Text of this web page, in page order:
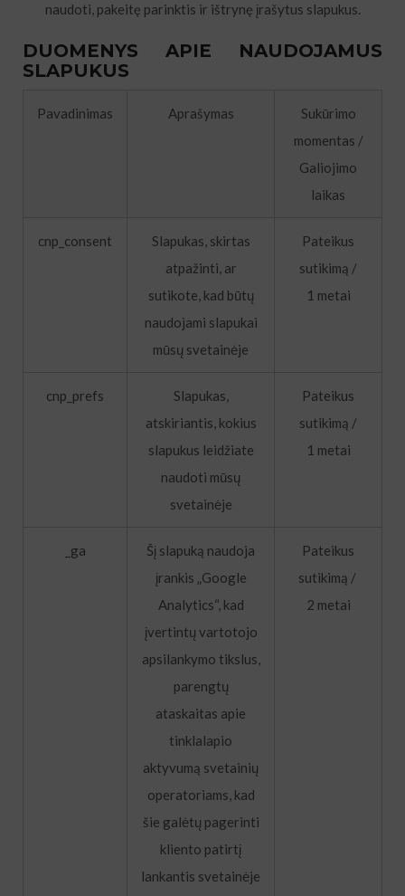
naudoti, pakeitę parinktis ir ištrynę įrašytus slapukus.
DUOMENYS APIE NAUDOJAMUS
SLAPUKUS
Pavadinimas Aprašymas
Sukūrimo
momentas /
Galiojimo
laikas
cnp_consent
Slapukas, skirtas
atpažinti, ar
sutikote, kad būtų
naudojami slapukai
mūsų svetainėje
Pateikus
sutikimą /
1 metai
cnp_prefs
Slapukas,
atskiriantis, kokius
slapukus leidžiate
naudoti mūsų
svetainėje
Pateikus
sutikimą /
1 metai
_ga
Šį slapuką naudoja
įrankis „Google
Analytics“, kad
įvertintų vartotojo
apsilankymo tikslus,
parengtų
ataskaitas apie
tinklalapio
aktyvumą svetainių
operatoriams, kad
šie galėtų pagerinti
kliento patirtį
lankantis svetainėje
Pateikus
sutikimą /
2 metai